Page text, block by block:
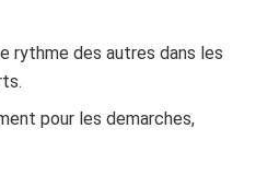
rythme des autres dans les
pour les demarches,